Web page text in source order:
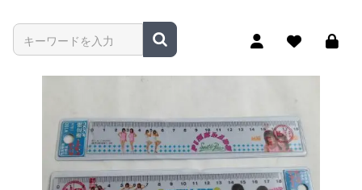
商品名やキーワードを入力